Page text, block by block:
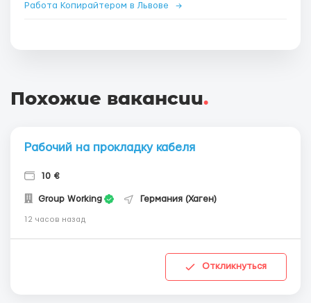
Работа Копирайтером в Львове →
Похожие вакансии.
Рабочий на прокладку кабеля
10 €
Group Working Германия (Хаген)
12 часов назад
Откликнуться